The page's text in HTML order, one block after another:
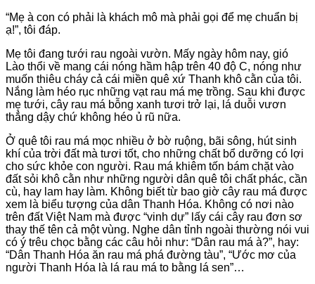
“Mẹ à con có phải là khách mô mà phải gọi để mẹ chuẩn bị
ạ!”, tôi đáp.
Mẹ tôi đang tưới rau ngoài vườn. Mấy ngày hôm nay, gió
Lào thổi về mang cái nóng hầm hập trên 40 độ C, nóng như
muốn thiêu cháy cả cái miền quê xứ Thanh khô cằn của tôi.
Nắng làm héo rục những vạt rau má mẹ trồng. Sau khi được
mẹ tưới, cây rau má bỗng xanh tươi trở lại, lá duỗi vươn
thẳng dậy chứ không héo ủ rũ nữa.
Ở quê tôi rau má mọc nhiều ở bờ ruộng, bãi sông, hút sinh
khí của trời đất mà tươi tốt, cho những chất bổ dưỡng có lợi
cho sức khỏe con người. Rau má khiêm tốn bám chặt vào
đất sỏi khô cằn như những người dân quê tôi chất phác, cần
cù, hay lam hay làm. Không biết từ bao giờ cây rau má được
xem là biểu tượng của dân Thanh Hóa. Không có nơi nào
trên đất Việt Nam mà được “vinh dự” lấy cái cây rau đơn sơ
thay thế tên cả một vùng. Nghe dân tỉnh ngoài thường nói vui
có ý trêu chọc bằng các câu hỏi như: “Dân rau má à?”, hay:
“Dân Thanh Hóa ăn rau má phá đường tàu”, “Ước mơ của
người Thanh Hóa là lá rau má to bằng lá sen”…